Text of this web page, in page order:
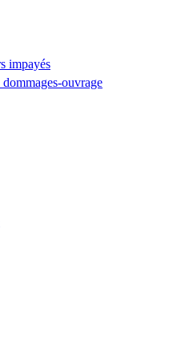
impayés
dommages-ouvrage